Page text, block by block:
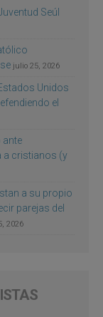
Seúl
julio 25, 2026
Unidos
el
ante
a cristianos (y
a su propio
parejas del
2026